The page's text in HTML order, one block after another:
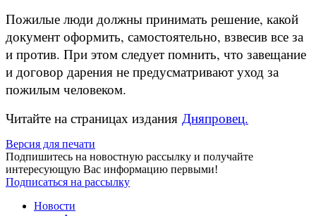
Пожилые люди должны принимать решение, какой
документ оформить, самостоятельно, взвесив все за
и против. При этом следует помнить, что завещание
и договор дарения не предусматривают уход за
пожилым человеком.
Читайте на страницах издания Дняпровец.
Версия для печати
Подпишитесь на новостную рассылку и получайте
интересующую Вас информацию первыми!
Подписаться на рассылку
Новости